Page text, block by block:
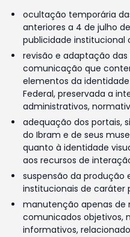
ocultação temporária
anteriores a 4 de julho
publicidade institucional
revisão e adaptação
comunicação que
elementos da
Federal, preservada a
administrativos,
adequação dos portais,
do Ibram e de seus
quanto à identidade
aos recursos de
suspensão da produção
institucionais de caráter
manutenção apenas de
comunicados objetivos,
informativos,